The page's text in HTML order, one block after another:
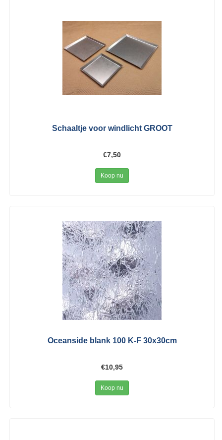
Schaaltje voor windlicht GROOT
€7,50
Koop nu
Oceanside blank 100 K-F 30x30cm
€10,95
Koop nu